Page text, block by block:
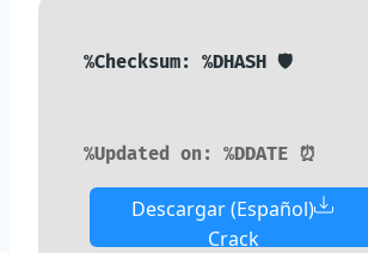
🛡️ Checksum: %DHASH%
⏰ Updated on: %DDATE%
Descargar (Español)
Crack